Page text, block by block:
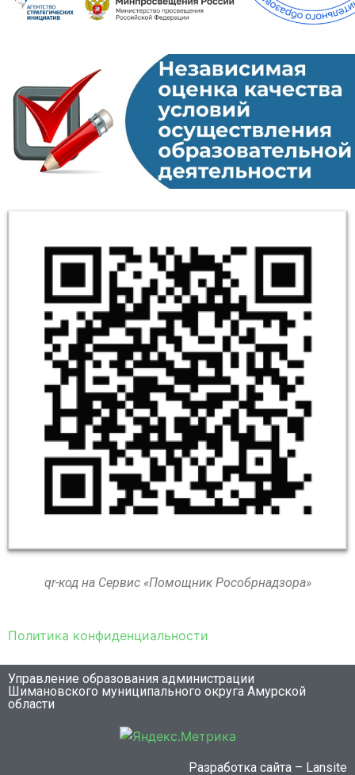
qr-код на Сервис «Помощник Рособрнадзора»
Политика конфиденциальности
Управление образования администрации
Шимановского муниципального округа Амурской
области
Разработка сайта – Lansite